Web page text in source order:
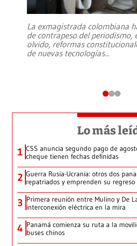
La exmagistrada colombiana
de contrapeso del periodismo,
olvido, reformas
de nuevas tecnologías...
Lo más
1 CSS anuncia segundo pago de
cheque tienen fechas definidas
2 Guerra Rusia-Ucrania: otros dos
repatriados y emprenden su regreso
3 Primera reunión entre Mulino y De
interconexión eléctrica en la mira
4 Panamá comienza su ruta a la
buses chinos